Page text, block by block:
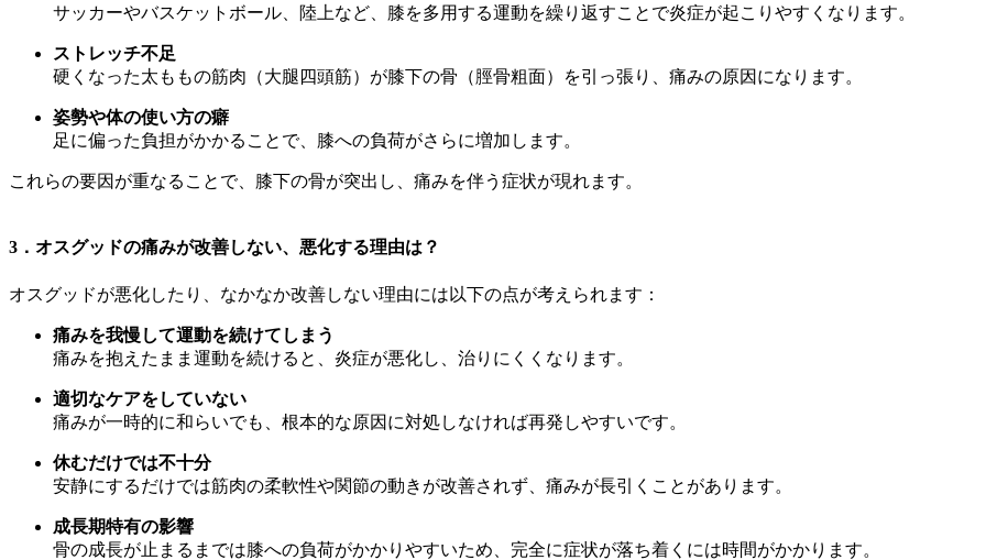
サッカーやバスケットボール、陸上など、膝を多用する運動を繰り返すことで炎症が起こりやすくなります。
ストレッチ不足
硬くなった太ももの筋肉（大腿四頭筋）が膝下の骨（脛骨粗面）を引っ張り、痛みの原因になります。
姿勢や体の使い方の癖
足に偏った負担がかかることで、膝への負荷がさらに増加します。
これらの要因が重なることで、膝下の骨が突出し、痛みを伴う症状が現れます。
3．オスグッドの痛みが改善しない、悪化する理由は？
オスグッドが悪化したり、なかなか改善しない理由には以下の点が考えられます：
痛みを我慢して運動を続けてしまう
痛みを抱えたまま運動を続けると、炎症が悪化し、治りにくくなります。
適切なケアをしていない
痛みが一時的に和らいでも、根本的な原因に対処しなければ再発しやすいです。
休むだけでは不十分
安静にするだけでは筋肉の柔軟性や関節の動きが改善されず、痛みが長引くことがあります。
成長期特有の影響
骨の成長が止まるまでは膝への負荷がかかりやすいため、完全に症状が落ち着くには時間がかかります。